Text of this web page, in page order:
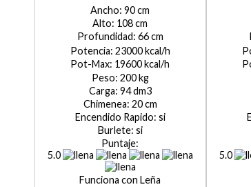
90
108
66
23000
19600
200
94
20
si
si
5.0
Leña
5.0